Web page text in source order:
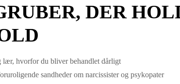
DER
hvorfor du bliver behandlet dårligt
sandheder om narcissister og psykopater